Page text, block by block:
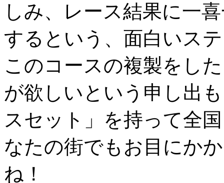
しみ、レース結果に一
するという、面白いス
このコースの複製をし
が欲しいという申し出
スセット」を持って全
なたの街でもお目にか
ね！